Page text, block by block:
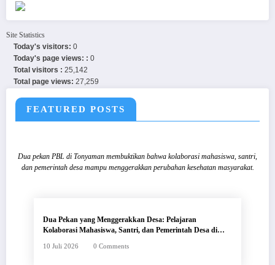
Site Statistics
Today's visitors: 0
Today's page views: : 0
Total visitors : 25,142
Total page views: 27,259
FEATURED POSTS
Dua pekan PBL di Tonyaman membuktikan bahwa kolaborasi mahasiswa, santri,
dan pemerintah desa mampu menggerakkan perubahan kesehatan masyarakat.
Dua Pekan yang Menggerakkan Desa: Pelajaran
Kolaborasi Mahasiswa, Santri, dan Pemerintah Desa di
10 Juli 2026 0 Comments